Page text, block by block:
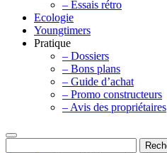
– Essais rétro
Ecologie
Youngtimers
Pratique
– Dossiers
– Bons plans
– Guide d’achat
– Promo constructeurs
– Avis des propriétaires